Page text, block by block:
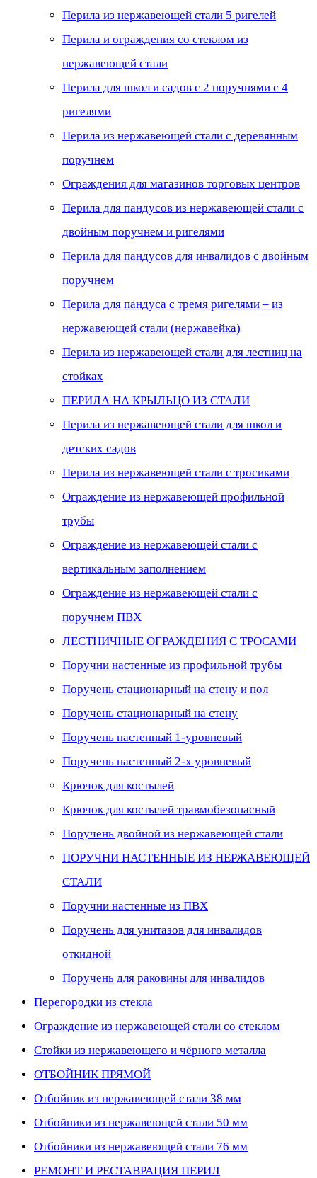
Перила из нержавеющей стали 5 ригелей
Перила и ограждения со стеклом из
нержавеющей стали
Перила для школ и садов с 2 поручнями с 4
ригелями
Перила из нержавеющей стали с деревянным
поручнем
Ограждения для магазинов торговых центров
Перила для пандусов из нержавеющей стали с
двойным поручнем и ригелями
Перила для пандусов для инвалидов с двойным
поручнем
Перила для пандуса с тремя ригелями – из
нержавеющей стали (нержавейка)
Перила из нержавеющей стали для лестниц на
стойках
ПЕРИЛА НА КРЫЛЬЦО ИЗ СТАЛИ
Перила из нержавеющей стали для школ и
детских садов
Перила из нержавеющей стали с тросиками
Ограждение из нержавеющей профильной
трубы
Ограждение из нержавеющей стали с
вертикальным заполнением
Ограждение из нержавеющей стали с
поручнем ПВХ
ЛЕСТНИЧНЫЕ ОГРАЖДЕНИЯ С ТРОСАМИ
Поручни настенные из профильной трубы
Поручень стационарный на стену и пол
Поручень стационарный на стену
Поручень настенный 1-уровневый
Поручень настенный 2-х уровневый
Крючок для костылей
Крючок для костылей травмобезопасный
Поручень двойной из нержавеющей стали
ПОРУЧНИ НАСТЕННЫЕ ИЗ НЕРЖАВЕЮЩЕЙ
СТАЛИ
Поручни настенные из ПВХ
Поручень для унитазов для инвалидов
откидной
Поручень для раковины для инвалидов
Перегородки из стекла
Ограждение из нержавеющей стали со стеклом
Стойки из нержавеющего и чёрного металла
ОТБОЙНИК ПРЯМОЙ
Отбойник из нержавеющей стали 38 мм
Отбойники из нержавеющей стали 50 мм
Отбойники из нержавеющей стали 76 мм
РЕМОНТ И РЕСТАВРАЦИЯ ПЕРИЛ